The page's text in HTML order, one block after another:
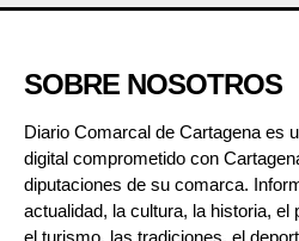
SOBRE NOSOTROS
Diario Comarcal de Cartagena es
digital comprometido con
diputaciones de su comarca.
actualidad, la cultura, la historia, el